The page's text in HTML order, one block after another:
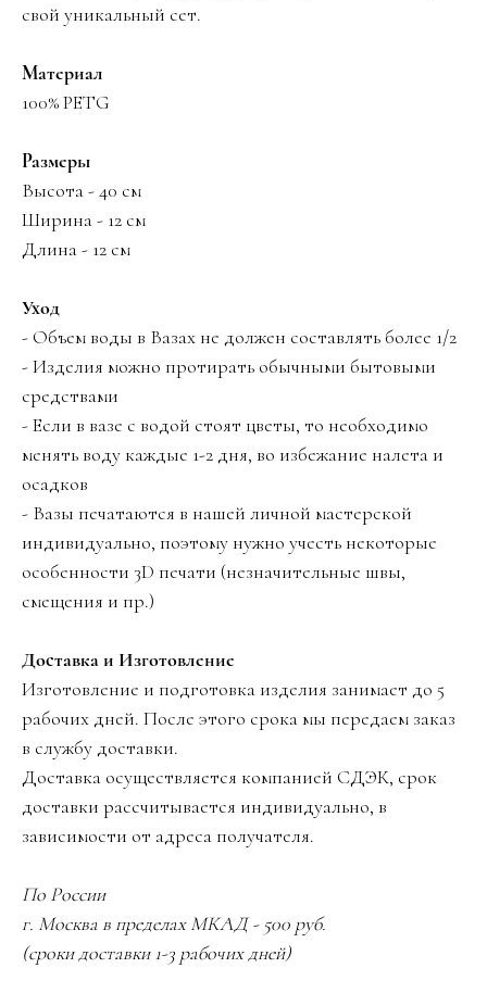
свой уникальный сет.
Материал
100% PETG
Размеры
Высота - 40 см
Ширина - 12 см
Длина - 12 см
Уход
- Объем воды в Вазах не должен составлять более 1/2
- Изделия можно протирать обычными бытовыми
средствами
- Если в вазе с водой стоят цветы, то необходимо
менять воду каждые 1-2 дня, во избежание налета и
осадков
- Вазы печатаются в нашей личной мастерской
индивидуально, поэтому нужно учесть некоторые
особенности 3D печати (незначительные швы,
смещения и пр.)
Доставка и Изготовление
Изготовление и подготовка изделия занимает до 5
рабочих дней. После этого срока мы передаем заказ
в службу доставки.
Доставка осуществляется компанией СДЭК, срок
доставки рассчитывается индивидуально, в
зависимости от адреса получателя.
По России
г. Москва в пределах МКАД - 500 руб.
(сроки доставки 1-3 рабочих дней)